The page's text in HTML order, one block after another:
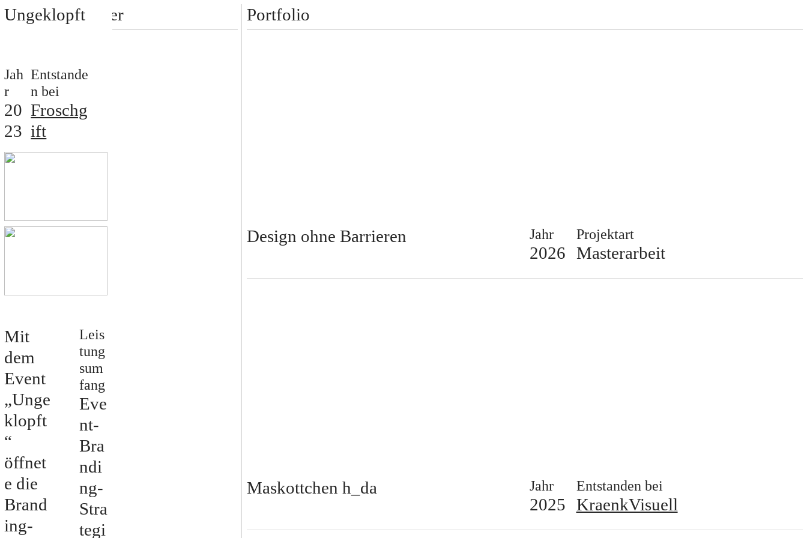
Ungeklopft
Jah
r
20
23
Entstande
n bei
Froschg
ift
Mit
dem
Event
„Unge
klopft
“
öffnet
e die
Brand
ing-
Leis
tung
sum
fang
Eve
nt-
Bra
ndi
ng-
Stra
tegi
Tamara Schösser
Über mich
Kontakt
Portfolio
Design ohne Barrieren Jahr
2026
Projektart
Masterarbeit
Maskottchen h_da Jahr
2025
Entstanden bei
KraenkVisuell